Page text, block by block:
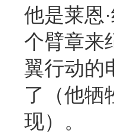
他是莱恩
个臂章来
翼行动的
了（他牺
现）。